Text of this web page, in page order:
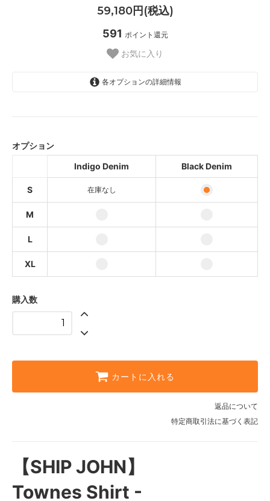
59,180円(税込)
591 ポイント還元
お気に入り
各オプションの詳細情報
Indigo Denim
Indigo Denim
オプション
Indigo Denim
Black Denim
S 在庫なし
M
L
XL
購入数
カートに入れる
返品について
特定商取引法に基づく表記
【SHIP JOHN】
Townes Shirt -